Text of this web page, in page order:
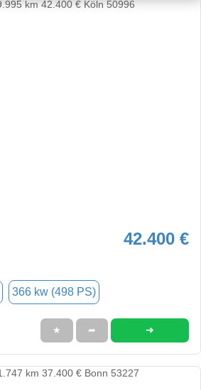
42.400 €
366 kw (498 PS)
★ ➦ ➜